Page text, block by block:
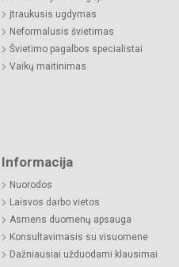
Įtraukusis ugdymas
Neformalusis švietimas
Švietimo pagalbos specialistai
Vaikų maitinimas
Informacija
Nuorodos
Laisvos darbo vietos
Asmens duomenų apsauga
Konsultavimasis su visuomene
Dažniausiai užduodami klausimai